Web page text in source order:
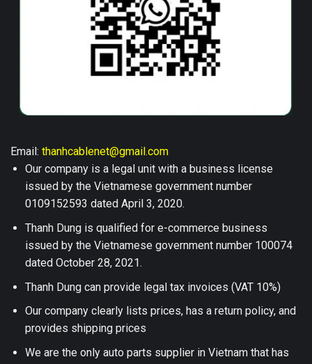
Email: thanhcablenet@gmail.com
Our company is a legal unit with a business license
issued by the Vietnamese government number
0109152593 dated April 3, 2020.
Thanh Dung is qualified for e-commerce business
issued by the Vietnamese government number 100074
dated October 28, 2021.
Thanh Dung can provide legal tax invoices (VAT 10%)
Our company clearly lists prices, has a return policy, and
provides shipping prices
We are the only auto parts supplier in Vietnam that has